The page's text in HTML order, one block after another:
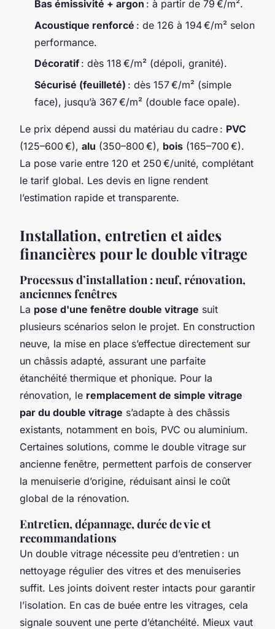
Bas émissivité + argon : à partir de 79 €/m².
Acoustique renforcé : de 126 à 194 €/m² selon
performance.
Décoratif : dès 118 €/m² (dépoli, granité).
Sécurisé (feuilleté) : dès 157 €/m² (simple
face), jusqu’à 367 €/m² (double face opale).
Le prix dépend aussi du matériau du cadre : PVC
(125–600 €), alu (350–800 €), bois (165–700 €).
La pose varie entre 120 et 250 €/unité, complétant
le tarif global. Les devis en ligne rendent
l’estimation rapide et transparente.
Installation, entretien et aides
financières pour le double vitrage
Processus d’installation : neuf, rénovation,
anciennes fenêtres
La pose d'une fenêtre double vitrage suit
plusieurs scénarios selon le projet. En construction
neuve, la mise en place s’effectue directement sur
un châssis adapté, assurant une parfaite
étanchéité thermique et phonique. Pour la
rénovation, le remplacement de simple vitrage
par du double vitrage s’adapte à des châssis
existants, notamment en bois, PVC ou aluminium.
Certaines solutions, comme le double vitrage sur
ancienne fenêtre, permettent parfois de conserver
la menuiserie d’origine, réduisant ainsi le coût
global de la rénovation.
Entretien, dépannage, durée de vie et
recommandations
Un double vitrage nécessite peu d’entretien : un
nettoyage régulier des vitres et des menuiseries
suffit. Les joints doivent rester intacts pour garantir
l’isolation. En cas de buée entre les vitrages, cela
signale souvent une perte d’étanchéité. Mieux vaut